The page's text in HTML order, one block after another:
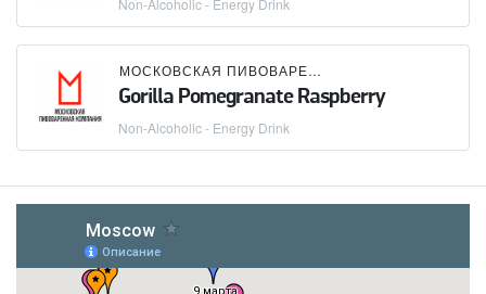
МОСКОВСКАЯ ПИВОВАРЕННАЯ КОМПАНИЯ (МПК)
Gorilla Pomegranate Raspberry
Non-Alcoholic - Energy Drink